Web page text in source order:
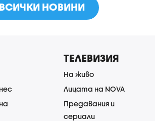
ВСИЧКИ НОВИНИ
ТЕЛЕВИЗИЯ
На живо
Лицата на NOVA
Предавания и
сериали